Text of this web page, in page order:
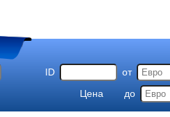
ID
от
Цена
до